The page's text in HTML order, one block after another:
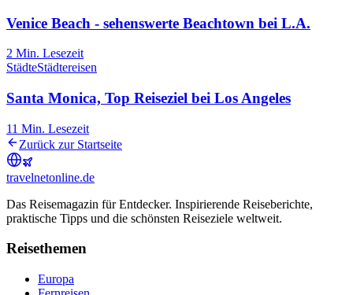
Venice Beach - sehenswerte Beachtown bei L.A.
2 Min. Lesezeit
StädteStädtereisen
Santa Monica, Top Reiseziel bei Los Angeles
11 Min. Lesezeit
Zurück zur Startseite
travelnetonline.de
Das Reisemagazin für Entdecker. Inspirierende Reiseberichte,
praktische Tipps und die schönsten Reiseziele weltweit.
Reisethemen
Europa